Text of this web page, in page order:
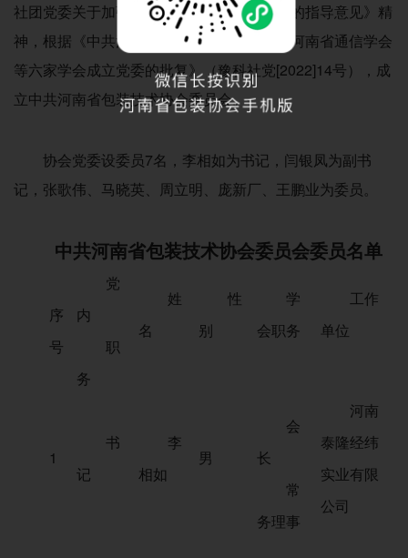
社团党委关于加强省科协所属学会党建工作的指导意见》精
神，根据《中共河南省科技社团委员会关于河南省通信学会
等六家学会成立党委的批复》（豫科社党[2022]14号），成
立中共河南省包装技术协会委员会。
协会党委设委员7名，李相如为书记，闫银凤为副书
记，张歌伟、马晓英、周立明、庞新厂、王鹏业为委员。
中共河南省包装技术协会委员会委员名单
序
号
党
内
职
务
姓
名
性
别
学
会职务
工作
单位
1
书
记
李
相如
男
会
长
常
务理事
河南
泰隆经纬
实业有限
公司